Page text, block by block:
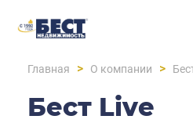
Главная > О компании >
Бест Live